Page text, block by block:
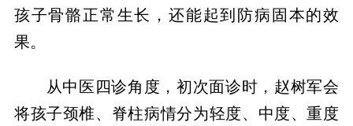
孩子骨骼正常生长，还能起到防病固本的效
从中医四诊角度，初次面诊时，赵树军会
将孩子颈椎、脊柱病情分为轻度、中度、重度